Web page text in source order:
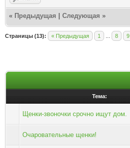
« Предыдущая Следующая »
Страницы (13): « Предыдущая 1 8 9
Тема:
Щенки-звоночки срочно ищут дом.
Очаровательные щенки!